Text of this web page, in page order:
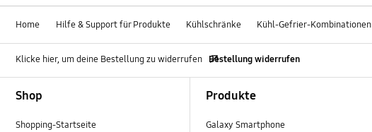
Home Hilfe & Support für Produkte Kühlschränke Kühl-Gefrier-Kombinationen
Klicke hier, um deine Bestellung zu widerrufen Bestellung widerrufen
Shop
Shopping-Startseite
Produkte
Galaxy Smartphone